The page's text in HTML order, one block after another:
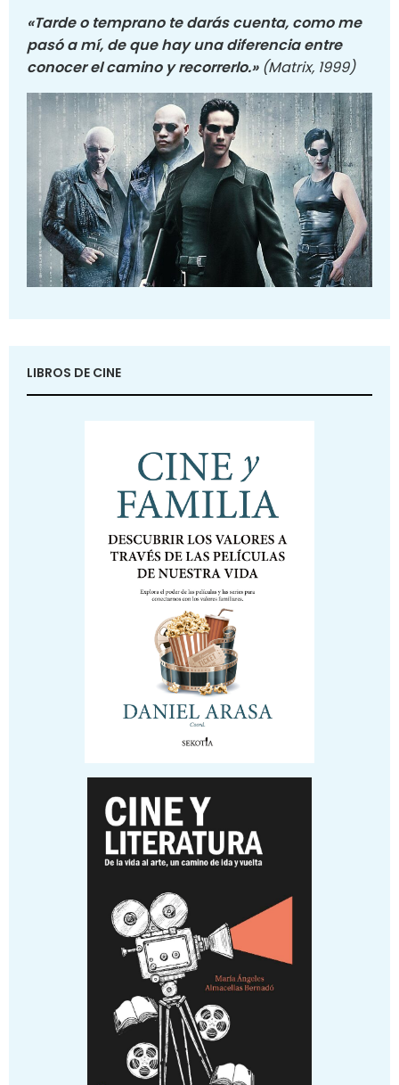
«Tarde o temprano te darás cuenta, como me
pasó a mí, de que hay una diferencia entre
conocer el camino y recorrerlo.» (Matrix, 1999)
LIBROS DE CINE